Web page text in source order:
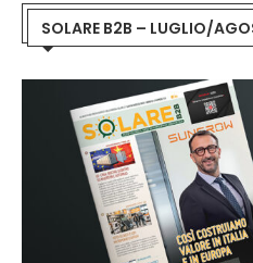
SOLARE B2B – LUGLIO/